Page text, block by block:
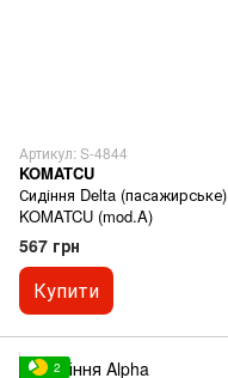
Артикул: S-4844
KOMATCU
Сидіння Delta (пасажирське)
KOMATCU (mod.A)
567 грн
Купити
2